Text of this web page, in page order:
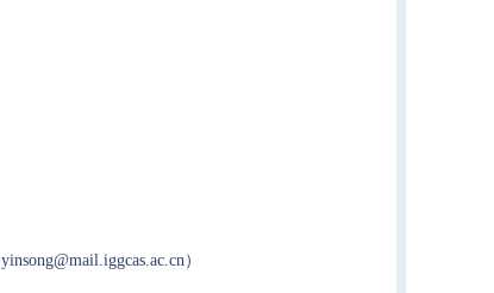
yinsong@mail.iggcas.ac.cn）